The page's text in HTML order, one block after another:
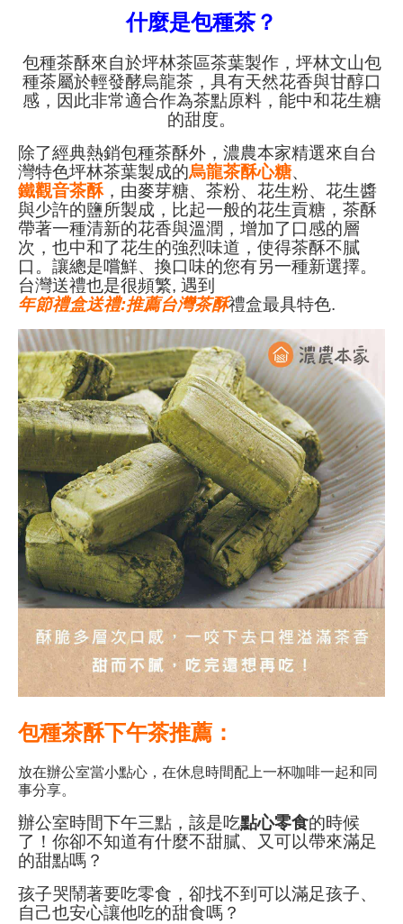
什麼是包種茶？
包種茶酥來自於坪林茶區茶葉製作， 坪林文山包
種茶屬於輕發酵烏龍茶，具有天然花香與甘醇口
感，因此非常適合作為茶點原料，能中和花生糖
的甜度。
除了經典熱銷包種茶酥外，濃農本家精選來自台
灣特色坪林茶葉製成的烏龍茶酥心糖、
鐵觀音茶酥，由麥芽糖、茶粉、花生粉、花生醬
與少許的鹽所製成，比起一般的花生貢糖，茶酥
帶著一種清新的花香與溫潤，增加了口感的層
次，也中和了花生的強烈味道，使得茶酥不膩
口。讓總是嚐鮮、換口味的您有另一種新選擇。
台灣送禮也是很頻繁, 遇到
年節禮盒送禮:推薦台灣茶酥禮盒最具特色.
包種茶酥下午茶推薦：
放在辦公室當小點心，在休息時間配上一杯咖啡一起和同
事分享。
辦公室時間下午三點，該是吃點心零食的時候
了！你卻不知道有什麼不甜膩、又可以帶來滿足
的甜點嗎？
孩子哭鬧著要吃零食，卻找不到可以滿足孩子、
自己也安心讓他吃的甜食嗎？